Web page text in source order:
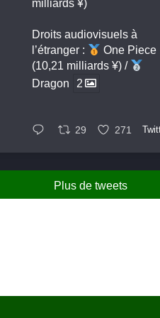
milliards ¥)
Droits audiovisuels à
l’étranger :
One Piece
(10,21 milliards ¥) /
Dragon
2
29 271
Plus de tweets